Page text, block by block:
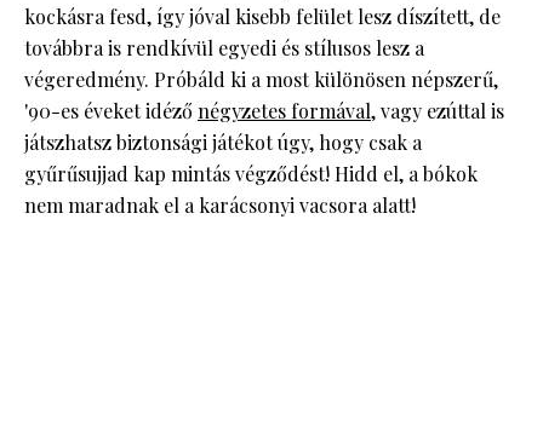
kockásra fesd, így jóval kisebb felület lesz díszített, de
továbbra is rendkívül egyedi és stílusos lesz a
végeredmény. Próbáld ki a most különösen népszerű,
'90-es éveket idéző négyzetes formával, vagy ezúttal is
játszhatsz biztonsági játékot úgy, hogy csak a
gyűrűsujjad kap mintás végződést! Hidd el, a bókok
nem maradnak el a karácsonyi vacsora alatt!